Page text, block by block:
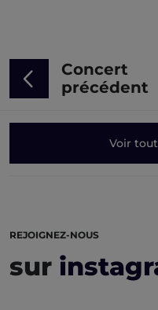
Concert
précédent
Voir
REJOIGNEZ-NOUS
sur